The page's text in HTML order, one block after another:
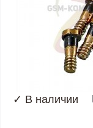
✓ В наличии